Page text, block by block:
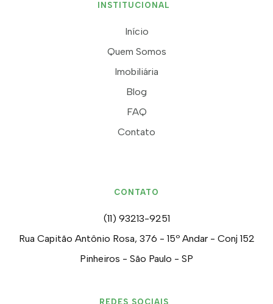
INSTITUCIONAL
Início
Quem Somos
Imobiliária
Blog
FAQ
Contato
REDES SOCIAIS
CONTATO
(11) 93213-9251
Rua Capitão Antônio Rosa, 376 - 15º Andar - Conj 152
Pinheiros - São Paulo - SP